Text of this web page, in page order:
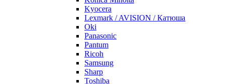
Kyocera
Lexmark / AVISION / Катюша
Oki
Panasonic
Pantum
Ricoh
Samsung
Sharp
Toshiba